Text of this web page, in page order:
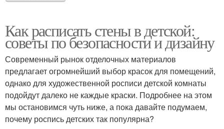
Как расписать стены в детской:
советы по безопасности и дизайну
Современный рынок отделочных материалов
предлагает огромнейший выбор красок для помещений,
однако для художественной росписи детской комнаты
подойдут далеко не каждые краски. Подробнее на этом
мы остановимся чуть ниже, а пока давайте подумаем,
почему роспись детских так популярна?